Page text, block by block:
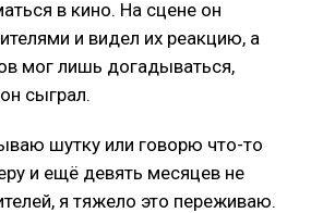
в кино. На сцене он
и видел их реакцию, а
мог лишь догадываться,
сыграл.
шутку или говорю что-то
и ещё девять месяцев не
я тяжело это переживаю.